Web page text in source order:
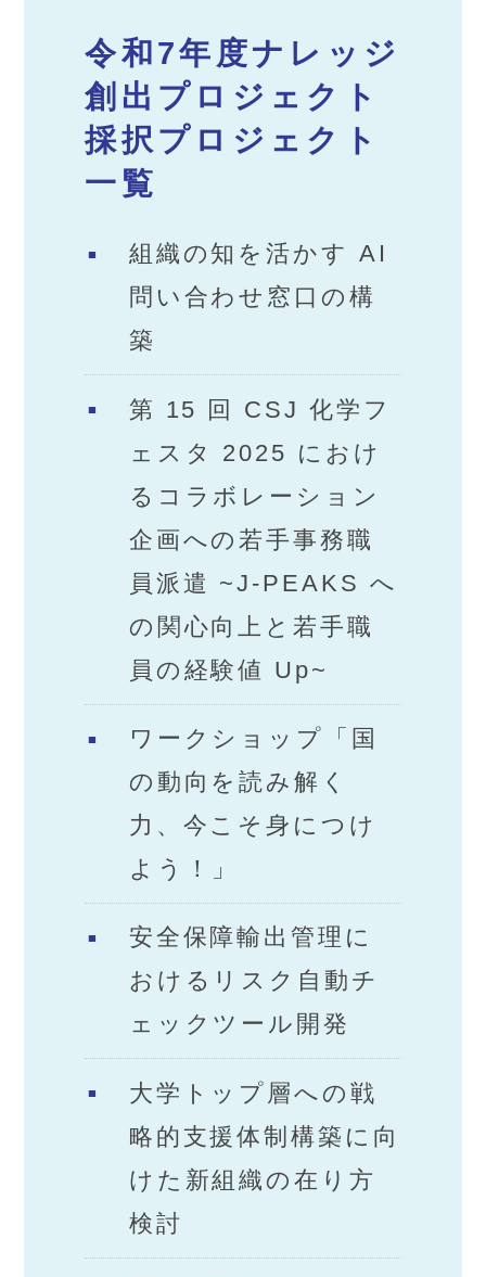
令和7年度ナレッジ
創出プロジェクト
採択プロジェクト
一覧
組織の知を活かす AI
問い合わせ窓口の構
築
第 15 回 CSJ 化学フ
ェスタ 2025 におけ
るコラボレーション
企画への若手事務職
員派遣 ~J-PEAKS へ
の関心向上と若手職
員の経験値 Up~
ワークショップ「国
の動向を読み解く
力、今こそ身につけ
よう！」
安全保障輸出管理に
おけるリスク自動チ
ェックツール開発
大学トップ層への戦
略的支援体制構築に向
けた新組織の在り方
検討